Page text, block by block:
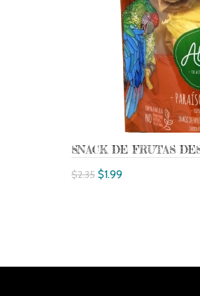
SNACK DE FRUTAS
$2.35 $1.99